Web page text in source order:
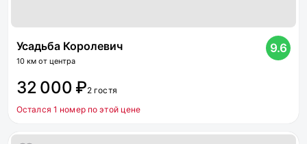
Усадьба Королевич
10 км от центра
9.6
32 000 ₽2 гостя
Остался 1 номер по этой цене